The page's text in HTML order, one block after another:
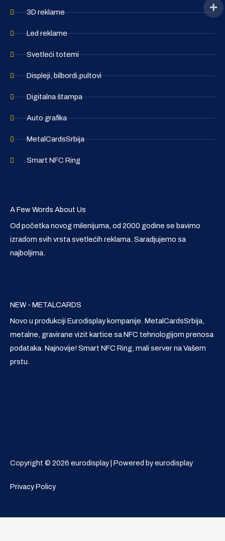
3D reklame
Led reklame
Svetleći totemi
Displeji, bilbordi,pultovi
Digitalna štampa
Auto grafika
MetalCardsSrbija
Smart NFC Ring
A Few Words About Us
Od početka novog milenijuma, od 2000 godine se bavimo
izradom svih vrsta svetlećih reklama. Saradjujemo sa
najboljima.
NEW - METALCARDS
Novo u produkciji Eurodisplay kompanije. MetalCardsSrbija,
metalne, gravirane vizit kartice sa NFC tehnologijom prenosa
podataka. Najnovije! Smart NFC Ring, mali server na Vašem
prstu.
Copyright © 2026 eurodisplay | Powered by eurodisplay
Privacy Policy